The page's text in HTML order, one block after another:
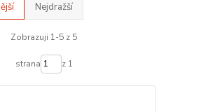
Nejdražší
Zobrazuji 1-5 z 5
strana z 1